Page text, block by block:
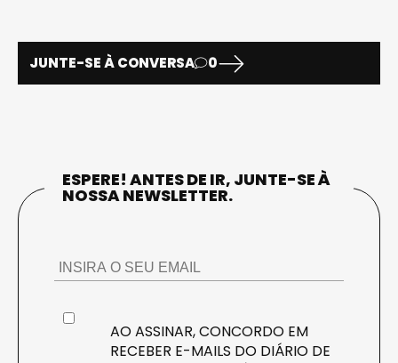
JUNTE-SE À CONVERSA 0
ESPERE! ANTES DE IR, JUNTE-SE À
NOSSA NEWSLETTER.
AO ASSINAR, CONCORDO EM
RECEBER E-MAILS DO DIÁRIO DE